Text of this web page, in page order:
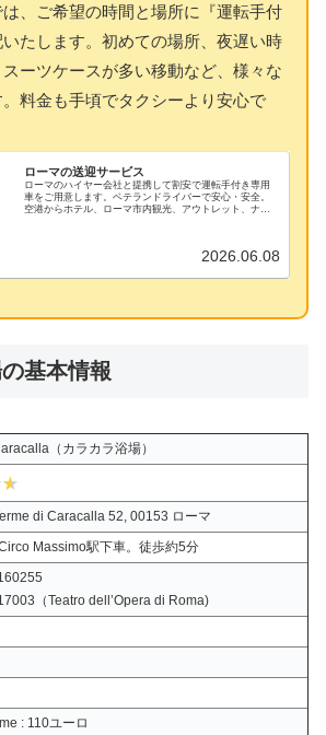
、ご希望の時間と場所に『運転手付
たします。初めての場所、夜遅い時
ーツケースが多い移動など、様々な
料金も手頃でタクシーより安心で
ローマの送迎サービス
ローマのハイヤー会社と提携して割安で運転手付き専用
車をご用意します。ベテランドライバーで安心・安全。
空港からホテル、ローマ市内観光、アウトレット、ナポ
2026.06.08
基本情報
（カラカラ浴場）
di Caracalla 52, 00153 ローマ
Massimo駅下車。徒歩約5分
（Teatro dell’Opera di Roma)
: 110ユーロ